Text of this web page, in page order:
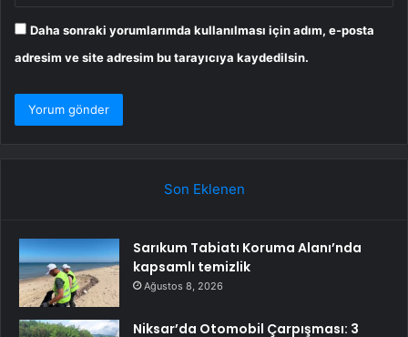
Daha sonraki yorumlarımda kullanılması için adım, e-posta
adresim ve site adresim bu tarayıcıya kaydedilsin.
Son Eklenen
Sarıkum Tabiatı Koruma Alanı’nda
kapsamlı temizlik
Ağustos 8, 2026
Niksar’da Otomobil Çarpışması: 3